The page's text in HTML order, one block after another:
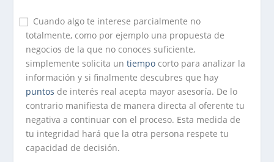
⃞ Cuando algo te interese parcialmente no
totalmente, como por ejemplo una propuesta de
negocios de la que no conoces suficiente,
simplemente solicita untiempo corto para analizar la
información y si finalmente descubres que hay
puntos de interés real acepta mayor asesoría. De lo
contrario manifiesta de manera directa al oferente tu
negativa a continuar con el proceso. Esta medida de
tu integridad hará que la otra persona respete tu
capacidad de decisión.